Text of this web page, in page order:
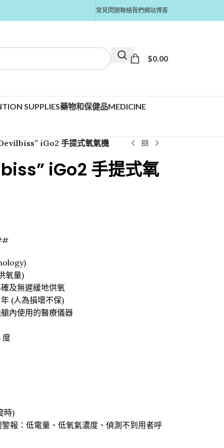
常見問題聯絡我們網站博客
$0.00
SUPPLIES藥物和保健品MEDICINE
iGo2 手提式氧氣機
iGo2 手提式氧
氧量)
及無遲緩地供氧
(人為損壞不保)
內使用的醫療儀器
度
時)
報：低電量、低氧氣濃度、偵測不到用者呼